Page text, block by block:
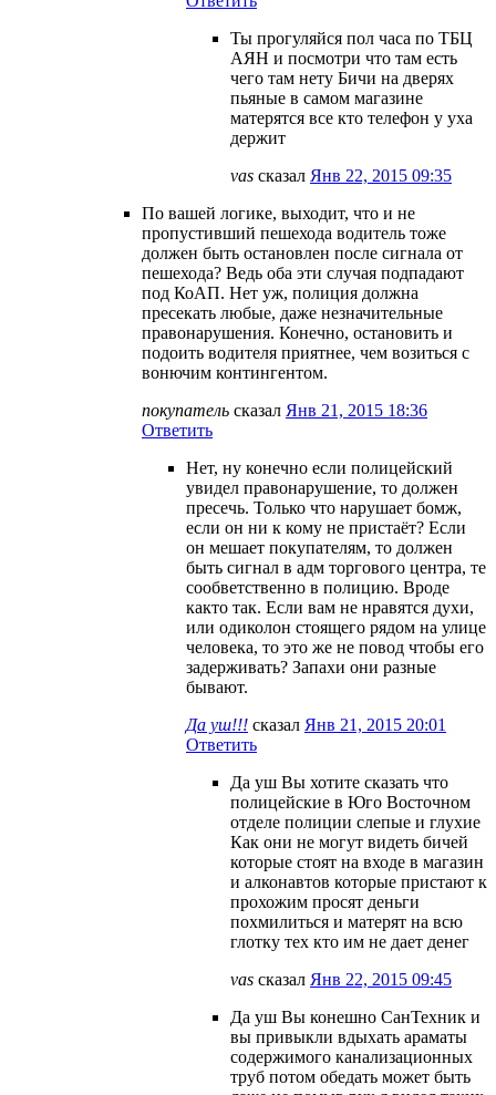
Ты прогуляйся пол часа по ТБЦ
АЯН и посмотри что там есть
чего там нету Бичи на дверях
пьяные в самом магазине
матерятся все кто телефон у уха
держит
vas сказал Янв 22, 2015 09:35
По вашей логике, выходит, что и не
пропустивший пешехода водитель тоже
должен быть остановлен после сигнала от
пешехода? Ведь оба эти случая подпадают
под КоАП. Нет уж, полиция должна
пресекать любые, даже незначительные
правонарушения. Конечно, остановить и
подоить водителя приятнее, чем возиться с
вонючим контингентом.
покупатель сказал Янв 21, 2015 18:36
Ответить
Нет, ну конечно если полицейский
увидел правонарушение, то должен
пресечь. Только что нарушает бомж,
если он ни к кому не пристаёт? Если
он мешает покупателям, то должен
быть сигнал в адм торгового центра, те
сообветственно в полицию. Вроде
както так. Если вам не нравятся духи,
или одиколон стоящего рядом на улице
человека, то это же не повод чтобы его
задерживать? Запахи они разные
бывают.
Да уш!!! сказал Янв 21, 2015 20:01
Ответить
Да уш Вы хотите сказать что
полицейские в Юго Восточном
отделе полиции слепые и глухие
Как они не могут видеть бичей
которые стоят на входе в магазин
и алконавтов которые пристают к
прохожим просят деньги
похмилиться и матерят на всю
глотку тех кто им не дает денег
vas сказал Янв 22, 2015 09:45
Да уш Вы конешно СанТехник и
вы привыкли вдыхать араматы
содержимого канализационных
труб потом обедать может быть